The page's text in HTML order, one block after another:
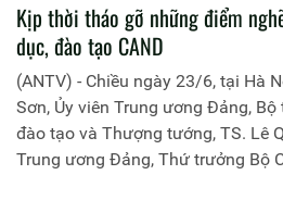
Kịp thời tháo gỡ những điểm
dục, đào tạo CAND
(ANTV) - Chiều ngày 23/6, tại Hà
Sơn, Ủy viên Trung ương Đảng,
đào tạo và Thượng tướng, TS. Lê
Trung ương Đảng, Thứ trưởng Bộ